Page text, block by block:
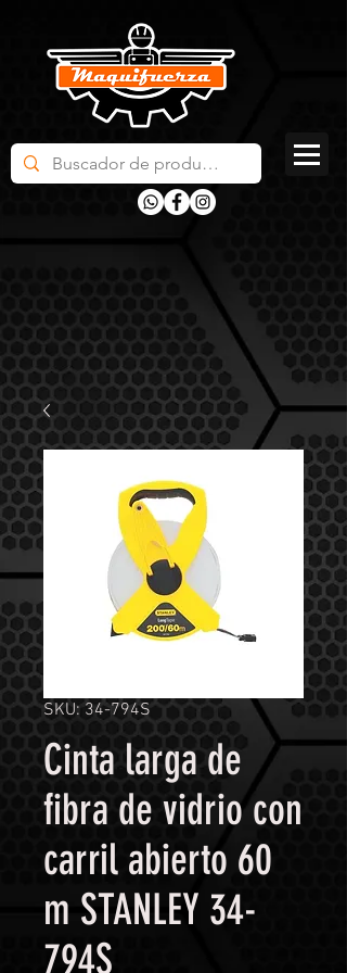
SKU: 34-794S
Cinta larga de
fibra de vidrio con
carril abierto 60
m STANLEY 34-
794S